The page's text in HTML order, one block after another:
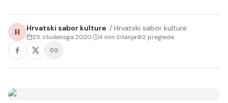
H Hrvatski sabor kulture / Hrvatski sabor kulture
25. studenoga 2020. 4 min čitanja 2 pregleda